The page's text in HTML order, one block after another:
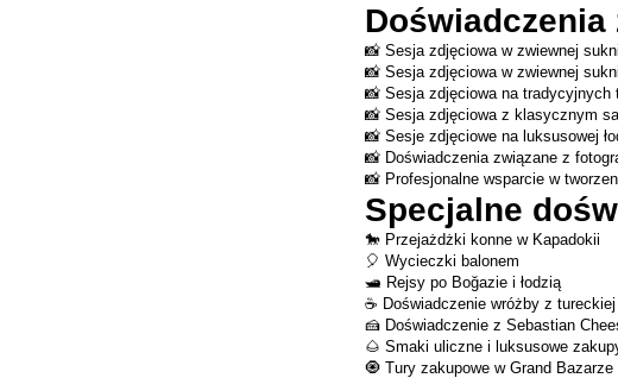
📸 Sesja zdjęciowa w zwiewnej
📸 Sesja zdjęciowa w zwiewnej
📸 Sesja zdjęciowa na tradycyjnych
📸 Sesja zdjęciowa z klasycznym
📸 Sesje zdjęciowe na luksusowej
📸 Doświadczenia związane z
📸 Profesjonalne wsparcie w
Specjalne
🐎 Przejażdżki konne w Kapadokii
🎈 Wycieczki balonem
🛥️ Rejsy po Boğazie i łodzią
☕ Doświadczenie wróżby z
🍰 Doświadczenie z Sebastian
🌰 Smaki uliczne i luksusowe
🧿 Tury zakupowe w Grand